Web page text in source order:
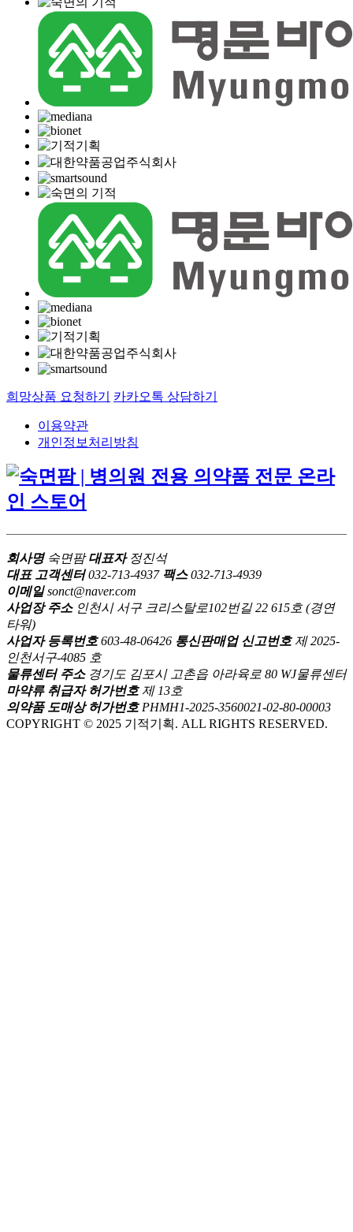
희망상품 요청하기 카카오톡 상담하기
이용약관
개인정보처리방침
회사명숙면팜 대표자 정진석
대표 고객센터032-713-4937 팩스032-713-4939
이메일sonct@naver.com
사업장 주소 인천시 서구 크리스탈로102번길 22 615호 (경연
타워)
사업자 등록번호603-48-06426 통신판매업 신고번호제 2025-
인천서구-4085 호
물류센터 주소경기도 김포시 고촌읍 아라육로 80 WJ물류센터
마약류 취급자 허가번호제 13호
의약품 도매상 허가번호PHMH1-2025-3560021-02-80-00003
COPYRIGHT © 2025 기적기획. ALL RIGHTS RESERVED.